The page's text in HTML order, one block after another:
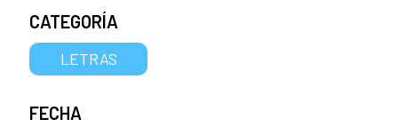
CATEGORÍA
LETRAS
FECHA